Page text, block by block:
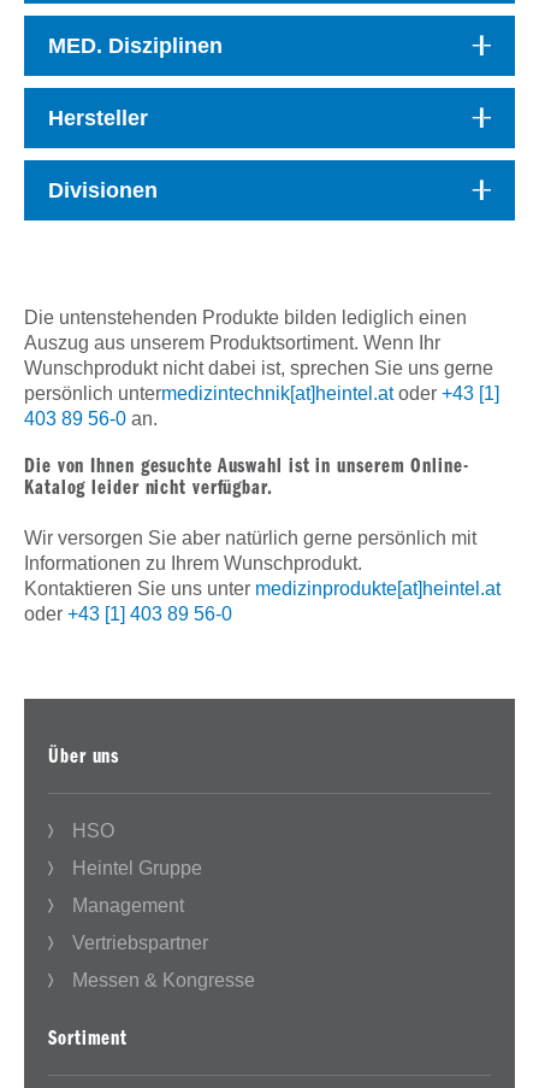
MED. Disziplinen
Hersteller
Divisionen
Die untenstehenden Produkte bilden lediglich einen
Auszug aus unserem Produktsortiment. Wenn Ihr
Wunschprodukt nicht dabei ist, sprechen Sie uns gerne
persönlich untermedizintechnik[at]heintel.atoder +43 [1]
403 89 56-0 an.
Die von Ihnen gesuchte Auswahl ist in unserem Online-
Katalog leider nicht verfügbar.
Wir versorgen Sie aber natürlich gerne persönlich mit
Informationen zu Ihrem Wunschprodukt.
Kontaktieren Sie uns unter medizinprodukte[at]heintel.at
oder +43 [1] 403 89 56-0
Über uns
HSO
Heintel Gruppe
Management
Vertriebspartner
Messen & Kongresse
Sortiment